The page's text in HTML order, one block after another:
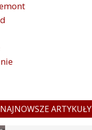
NAJNOWSZE ARTYKUŁY